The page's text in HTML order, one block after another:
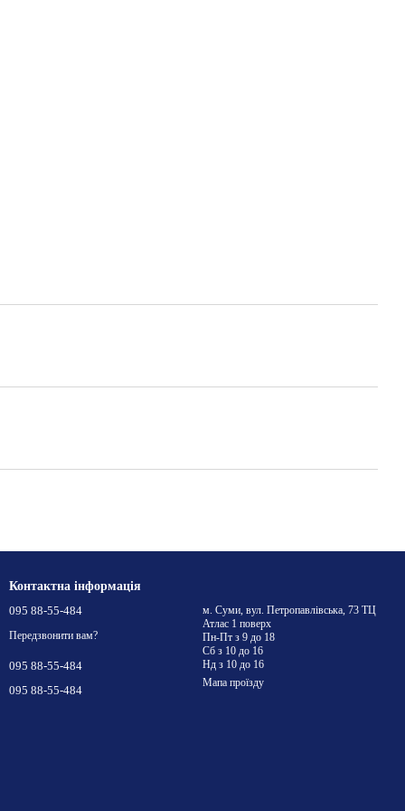
Контактна інформація
095 88-55-484
Передзвонити вам?
095 88-55-484
095 88-55-484
м. Суми, вул. Петропавлівська, 73 ТЦ
Атлас 1 поверх
Пн-Пт з 9 до 18
Сб з 10 до 16
Нд з 10 до 16
Мапа проїзду